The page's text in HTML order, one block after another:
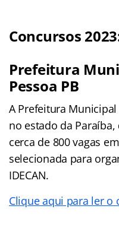
Concursos
Prefeitura
Pessoa PB
A Prefeitura Municipal
no estado da
cerca de 800 vagas
selecionada para
IDECAN.
Clique aqui para ler